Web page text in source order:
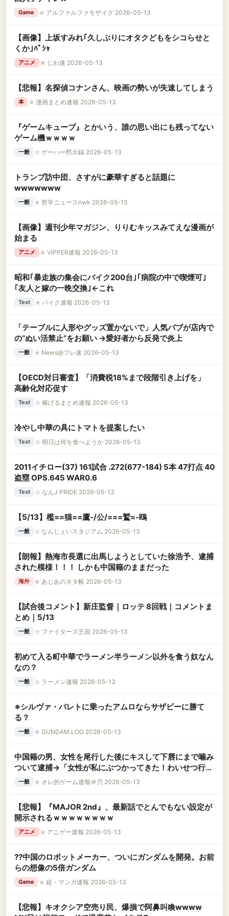
Game ★ アルファルファモザイク 2026-05-13
【画像】上坂すみれ｢久しぶりにオタクどもをシコらせと
くか｣ﾊﾟｼｬ
アニメ ★ じわ速 2026-05-13
【悲報】名探偵コナンさん、映画の勢いが失速してしまう
本 ★ 漫画まとめ速報 2026-05-13
『ゲームキューブ』とかいう、誰の思い出にも残ってない
ゲーム機ｗｗｗｗ
一般 ☆ ゲーハー黙示録 2026-05-13
トランプ訪中団、さすがに豪華すぎると話題に
wwwwwww
一般 ★ 哲学ニュースnwk 2026-05-13
【画像】週刊少年マガジン、りりむキッスみてえな漫画が
始まる
アニメ ★ VIPPER速報 2026-05-13
昭和｢暴走族の集会にバイク200台｣｢病院の中で喫煙可｣
｢友人と嫁の一晩交換｣←これ
Text ★ バイク速報 2026-05-13
「テーブルに人形やグッズ置かないで」人気パブが店内で
の“ぬい活禁止”をお願い →愛好者から反発で炎上
一般 ★ News@フレ速 2026-05-13
【OECD対日審査】「消費税18%まで段階引き上げを」
高齢化対応促す
Text ☆ 稼げるまとめ速報 2026-05-13
冷やし中華の具にトマトを提案したい
Text ☆ 明日は何を食べようか 2026-05-13
2011イチロー(37) 161試合 .272(677-184) 5本 47打点 40
盗塁 OPS.645 WAR0.6
Text ☆ なんJ PRIDE 2026-05-13
【5/13】檻==猫==鷹-/公/===鷲=-鴎
一般 ☆ なんじぇいスタジアム 2026-05-13
【朗報】熱海市長選に出馬しようとしていた徐浩予、逮捕
された模様！！！ しかも中国籍のままだった
海外 ★ あじあのネタ帳 2026-05-13
【試合後コメント】新庄監督｜ロッテ 8回戦｜コメントま
とめ｜5/13
一般 ☆ ファイターズ王国 2026-05-13
初めて入る町中華でラーメン半ラーメン以外を食う奴なん
なの？
一般 ☆ ラーメン速報 2026-05-13
※シルヴァ・バレトに乗ったアムロならサザビーに勝て
る？
一般 ★ GUNDAM.LOG 2026-05-13
中国籍の男、女性を尾行した後にキスして下唇にまで噛み
ついて逮捕→「女性が私にぶつかってきた！わいせつ行為
はしていない！」
一般 ★ オレ的ゲーム速報＠刃 2026-05-13
【悲報】『MAJOR 2nd』、最新話でとんでもない設定が
開示されるｗｗｗｗｗｗｗｗ
アニメ ★ アニゲー速報 2026-05-13
??中国のロボットメーカー、ついにガンダムを開発。お前
らの想像の5倍ガンダム
Game ★ 超・マンガ速報 2026-05-13
【悲報】キオクシア空売り民、爆損で阿鼻叫喚wwww